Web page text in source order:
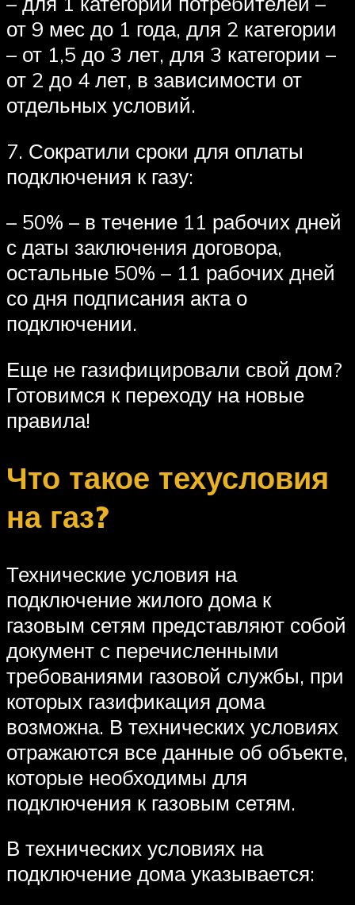
от 9 мес до 1 года, для 2 категории
– от 1,5 до 3 лет, для 3 категории –
от 2 до 4 лет, в зависимости от
отдельных условий.
7. Сократили сроки для оплаты
подключения к газу:
– 50% – в течение 11 рабочих дней
с даты заключения договора,
остальные 50% – 11 рабочих дней
со дня подписания акта о
подключении.
Еще не газифицировали свой дом?
Готовимся к переходу на новые
правила!
Что такое техусловия
на газ?
Технические условия на
подключение жилого дома к
газовым сетям представляют собой
документ с перечисленными
требованиями газовой службы, при
которых газификация дома
возможна. В технических условиях
отражаются все данные об объекте,
которые необходимы для
подключения к газовым сетям.
В технических условиях на
подключение дома указывается: